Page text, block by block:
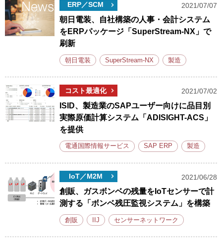
ERP／SCM 2021/07/07
朝日電装、自社構築の人事・会計システム
をERPパッケージ「SuperStream-NX」で
刷新
朝日電装 SuperStream-NX 製造
コスト最適化 2021/07/02
ISID、製造業のSAPユーザー向けに品目別
実際原価計算システム「ADISIGHT-ACS」
を提供
電通国際情報サービス SAP ERP 製造
IoT／M2M 2021/06/28
創販、ガスボンベの残量をIoTセンサーで計
測する「ボンベ残圧監視システム」を構築
創販 IIJ センサーネットワーク